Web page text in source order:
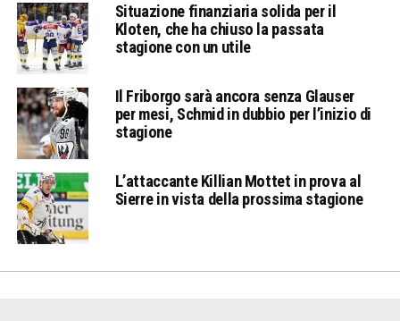
Situazione finanziaria solida per il
Kloten, che ha chiuso la passata
stagione con un utile
Il Friborgo sarà ancora senza Glauser
per mesi, Schmid in dubbio per l’inizio di
stagione
L’attaccante Killian Mottet in prova al
Sierre in vista della prossima stagione